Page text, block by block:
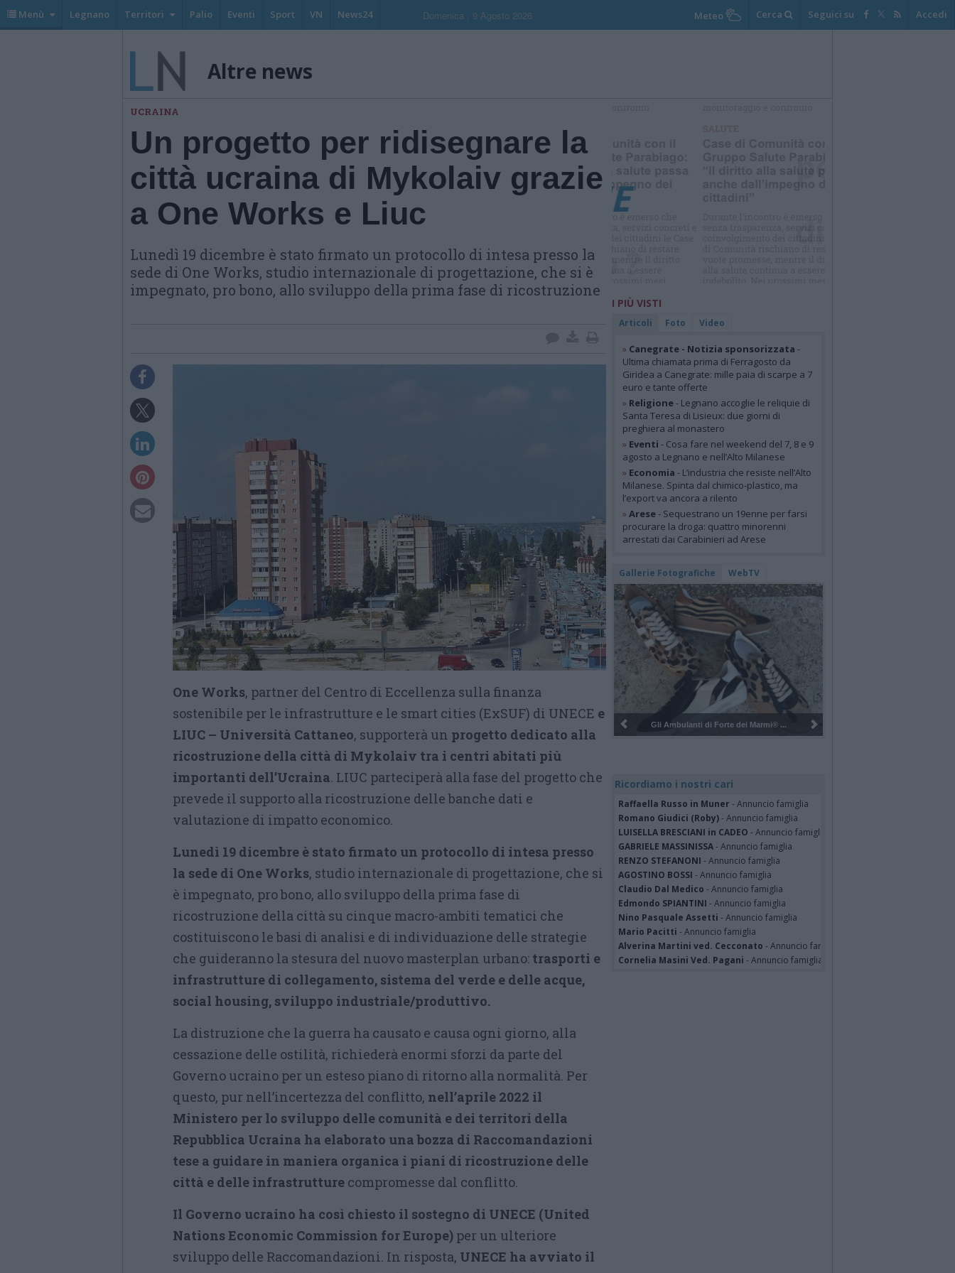
Menù Legnano Territori Palio Eventi Sport VN News24 Domenica , 9 Agosto 2026 Meteo Cerca Seguici su Accedi
Altre news
UCRAINA
Un progetto per ridisegnare la
città ucraina di Mykolaiv grazie
a One Works e Liuc
Lunedì 19 dicembre è stato firmato un protocollo di intesa presso la
sede di One Works, studio internazionale di progettazione, che si è
impegnato, pro bono, allo sviluppo della prima fase di ricostruzione
One Works, partner del Centro di Eccellenza sulla finanza
sostenibile per le infrastrutture e le smart cities (ExSUF) di UNECE e
LIUC – Università Cattaneo, supporterà un progetto dedicato alla
ricostruzione della città di Mykolaiv tra i centri abitati più
importanti dell’Ucraina. LIUC parteciperà alla fase del progetto che
prevede il supporto alla ricostruzione delle banche dati e
valutazione di impatto economico.
Lunedì 19 dicembre è stato firmato un protocollo di intesa presso
la sede di One Works, studio internazionale di progettazione, che si
è impegnato, pro bono, allo sviluppo della prima fase di
ricostruzione della città su cinque macro-ambiti tematici che
costituiscono le basi di analisi e di individuazione delle strategie
che guideranno la stesura del nuovo masterplan urbano: trasporti e
infrastrutture di collegamento, sistema del verde e delle acque,
social housing, sviluppo industriale/produttivo.
La distruzione che la guerra ha causato e causa ogni giorno, alla
cessazione delle ostilità, richiederà enormi sforzi da parte del
Governo ucraino per un esteso piano di ritorno alla normalità. Per
questo, pur nell’incertezza del conflitto, nell’aprile 2022 il
Ministero per lo sviluppo delle comunità e dei territori della
Repubblica Ucraina ha elaborato una bozza di Raccomandazioni
tese a guidare in maniera organica i piani di ricostruzione delle
città e delle infrastrutture compromesse dal conflitto.
Il Governo ucraino ha così chiesto il sostegno di UNECE (United
Nations Economic Commission for Europe) per un ulteriore
sviluppo delle Raccomandazioni. In risposta, UNECE ha avviato il
I PIÙ VISTI
Articoli Foto Video
» Canegrate - Notizia sponsorizzata -
Ultima chiamata prima di Ferragosto da
Giridea a Canegrate: mille paia di scarpe a 7
euro e tante offerte
» Religione- Legnano accoglie le reliquie di
Santa Teresa di Lisieux: due giorni di
preghiera al monastero
» Eventi - Cosa fare nel weekend del 7, 8 e 9
agosto a Legnano e nell’Alto Milanese
» Economia - L’industria che resiste nell’Alto
Milanese. Spinta dal chimico-plastico, ma
l’export va ancora a rilento
» Arese- Sequestrano un 19enne per farsi
procurare la droga: quattro minorenni
arrestati dai Carabinieri ad Arese
Gallerie Fotografiche WebTV
Pulizia del bosco del Rugareto a ...
Ricordiamo i nostri cari
Raffaella Russo in Muner - Annuncio famiglia
Romano Giudici (Roby)- Annuncio famiglia
LUISELLA BRESCIANI in CADEO - Annuncio famiglia
GABRIELE MASSINISSA- Annuncio famiglia
RENZO STEFANONI - Annuncio famiglia
AGOSTINO BOSSI - Annuncio famiglia
Claudio Dal Medico - Annuncio famiglia
Edmondo SPIANTINI - Annuncio famiglia
Nino Pasquale Assetti - Annuncio famiglia
Mario Pacitti - Annuncio famiglia
Alverina Martini ved. Cecconato - Annuncio famiglia
Cornelia Masini Ved. Pagani - Annuncio famiglia